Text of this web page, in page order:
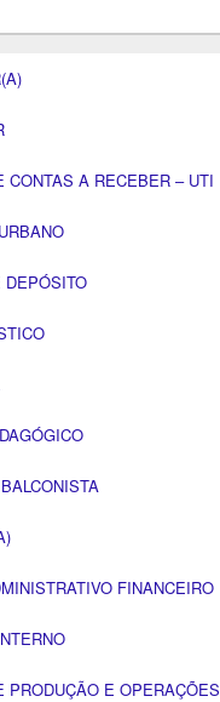
CONTAS A RECEBER – UTI
FINANCEIRO
PRODUÇÃO E OPERAÇÕES